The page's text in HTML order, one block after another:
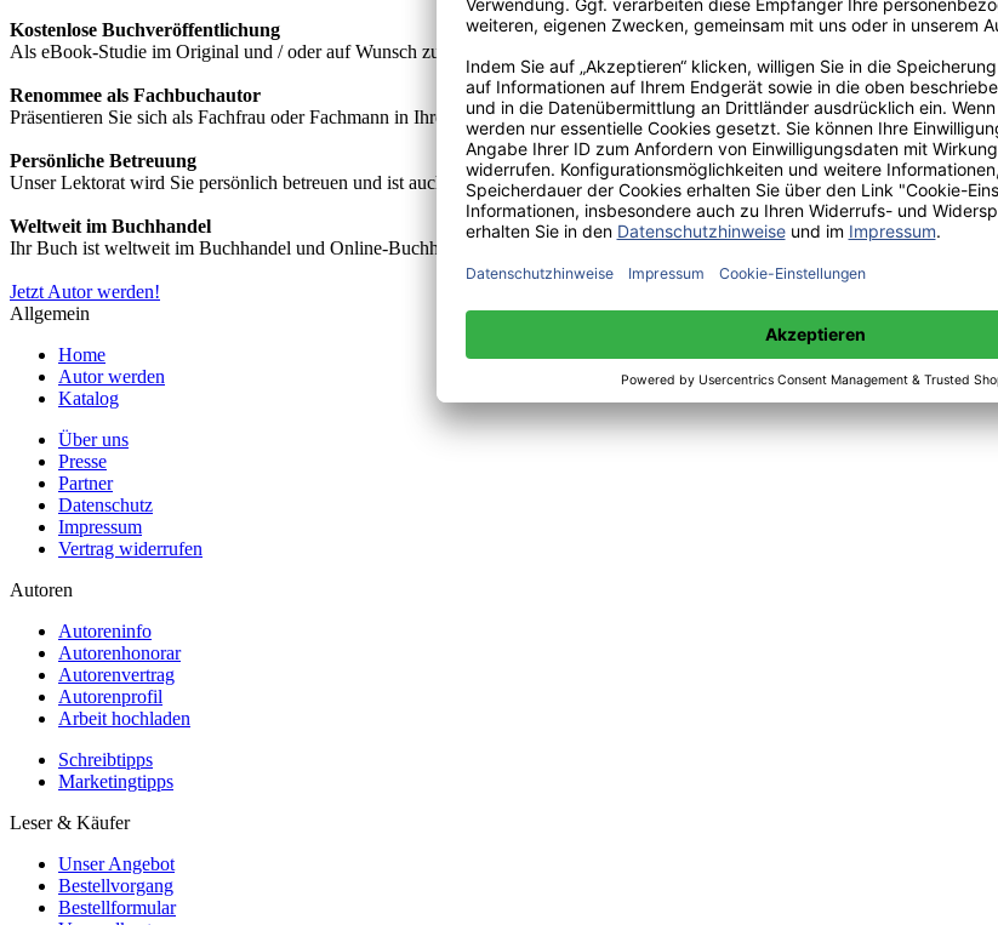
Kostenlose Buchveröffentlichung
Als eBook-Studie im Original und / oder auf Wunsch zusätzlich als hochwertiges Fachbuch in unserem renommierten Buchverlag.
Renommee als Fachbuchautor
Präsentieren Sie sich als Fachfrau oder Fachmann in Ihrem Fachgebiet und machen Sie sich bekannt.
Persönliche Betreuung
Unser Lektorat wird Sie persönlich betreuen und ist auch telefonisch unter +49(0)176-85996762 erreichbar.
Weltweit im Buchhandel
Ihr Buch ist weltweit im Buchhandel und Online-Buchhandel wie z.B. amazon erhältlich.
Jetzt Autor werden!
Allgemein
Home
Autor werden
Katalog
Über uns
Presse
Partner
Datenschutz
Impressum
Vertrag widerrufen
Autoren
Autoreninfo
Autorenhonorar
Autorenvertrag
Autorenprofil
Arbeit hochladen
Schreibtipps
Marketingtipps
Leser & Käufer
Unser Angebot
Bestellvorgang
Bestellformular